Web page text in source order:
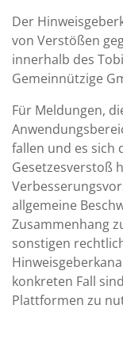
Der
von Verstößen
innerhalb des
Gemeinnützige
Für Meldungen,
fallen und es sich
Gesetzesverstoß
allgemeine
Zusammenhang
sonstigen
konkreten Fall
Plattformen zu